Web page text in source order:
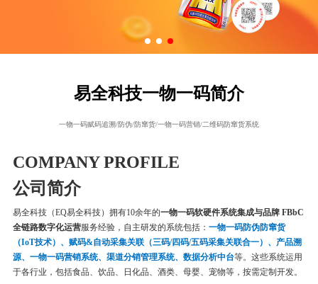
易全科技一物一码简介
一物一码赋码追溯/防伪/防窜货/一物一码营销/二维码防窜货系统
COMPANY PROFILE
公司简介
易全科技（EQ易全科技）拥有10余年的一物一码软硬件系统集成与品牌 FBbC
全链路数字化运营服务经验，自主研发的系统包括： 一物一码防伪防窜货
（IoT技术）、赋码&自动采集关联（三码/四码/五码采集关联合一）、产品溯
源、一物一码营销系统、渠道分销管理系统、数据分析中台等。这些系统运用
于各行业，包括食品、饮品、日化品、酒类、母婴、宠物等，按需定制开发。